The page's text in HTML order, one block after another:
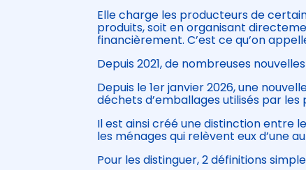
Elle charge les producteurs de
produits, soit en organisant
financièrement. C’est ce qu’on
Depuis 2021, de nombreuses
Depuis le 1er janvier 2026, une
déchets d’emballages utilisés par les
Il est ainsi créé une distinction entre
les ménages qui relèvent eux d’une
Pour les distinguer, 2 définitions